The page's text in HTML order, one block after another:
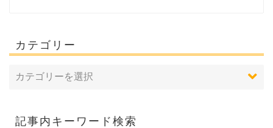
カテゴリー
記事内キーワード検索